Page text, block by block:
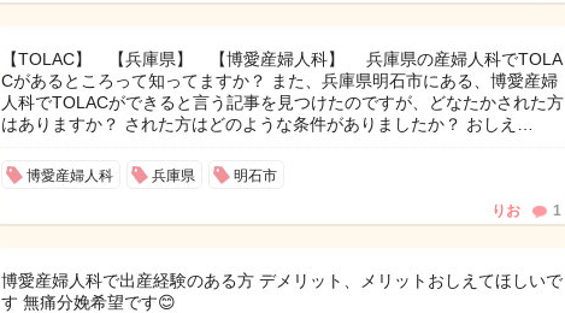
【TOLAC】 【兵庫県】 【博愛産婦人科】 兵庫県の産婦人科でTOLA
Cがあるところって知ってますか？ また、兵庫県明石市にある、博愛産婦
人科でTOLACができると言う記事を見つけたのですが、どなたかされた方
はありますか？ された方はどのような条件がありましたか？ おしえ…
博愛産婦人科 兵庫県 明石市
りお 1
博愛産婦人科で出産経験のある方 デメリット、メリットおしえてほしいで
す 無痛分娩希望です😊